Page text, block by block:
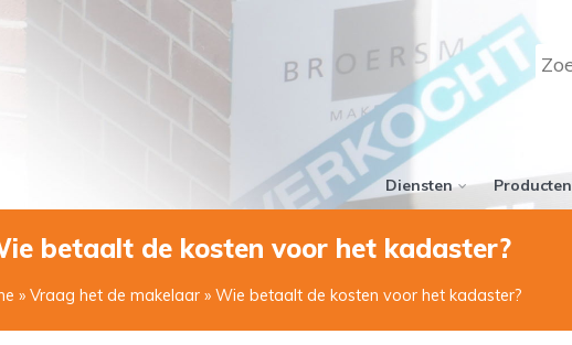
Diensten Producten
betaalt de kosten voor het kadaster?
» Vraag het de makelaar » Wie betaalt de kosten voor het kadaster?